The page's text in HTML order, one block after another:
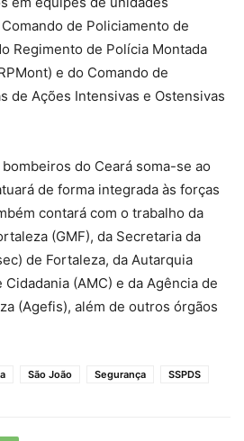
de Policiamento de
Regimento de Polícia Montada
e do Comando de
de Ações Intensivas e Ostensivas
do Ceará soma-se ao
de forma integrada às forças
contará com o trabalho da
(GMF), da Secretaria da
de Fortaleza, da Autarquia
(AMC) e da Agência de
(Agefis), além de outros órgãos
São João Segurança SSPDS